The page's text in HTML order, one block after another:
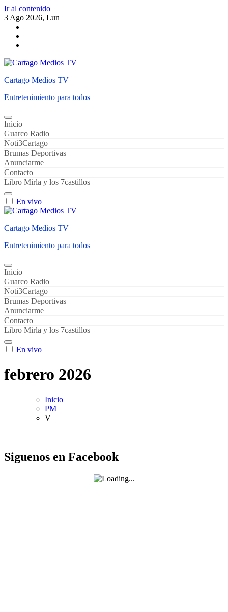
Ir al contenido
3 Ago 2026, Lun
Cartago Medios TV
Entretenimiento para todos
Inicio
Guarco Radio
Noti3Cartago
Brumas Deportivas
Anunciarme
Contacto
Libro Mirla y los 7castillos
En vivo
Cartago Medios TV
Entretenimiento para todos
Inicio
Guarco Radio
Noti3Cartago
Brumas Deportivas
Anunciarme
Contacto
Libro Mirla y los 7castillos
En vivo
febrero 2026
Inicio
PM
V
Siguenos en Facebook